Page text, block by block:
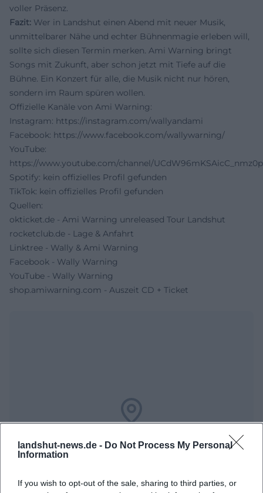
landshut-news.de - Do Not Process My Personal
Information
If you wish to opt-out of the sale, sharing to third parties, or
voller Präsenz.
Fazit: Wer in Landshut einen Abend mit neuer Musik,
unmittelbarer Nähe und echter Bühnenmagie erleben will,
sollte sich diesen Termin merken. Ami Warning bringt
Songs mit Zukunft, aber schon jetzt mit Tiefe auf die
Bühne. Ein Konzert für alle, die Musik nicht nur hören,
sondern im Raum spüren wollen.
Offizielle Kanäle von Ami Warning:
Instagram: https://instagram.com/wallyandami
Facebook: https://www.facebook.com/wallywarning/
YouTube:
https://www.youtube.com/channel/
Spotify: kein offizielles Profil gefunden
TikTok: kein offizielles Profil gefunden
Quellen:
okticket.de - Ami Warning unreleased Tour Landshut
rocketclub.de - Lage & Anfahrt
Linktree - Wally & Ami Warning
Facebook - Wally Warning
YouTube - Wally Warning
shop.amiwarning.com - Auszeit CD + Ticket
Open in Google Maps